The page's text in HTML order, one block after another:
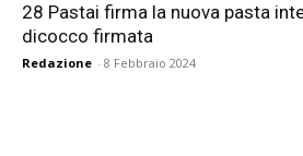
28 Pastai firma la nuova pasta
dicocco firmata
Redazione - 8 Febbraio 2024